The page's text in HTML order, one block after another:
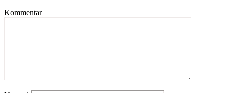
Kommentar